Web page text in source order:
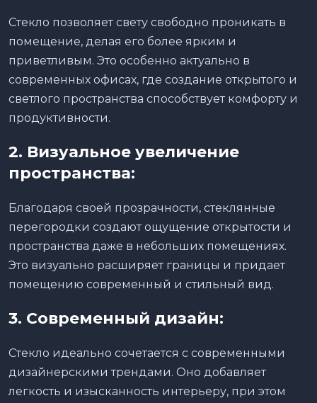
Стекло позволяет свету свободно проникать в
помещение, делая его более ярким и
приветливым. Это особенно актуально в
современных офисах, где создание открытого и
светлого пространства способствует комфорту и
продуктивности.
2. Визуальное увеличение
пространства:
Благодаря своей прозрачности, стеклянные
перегородки создают ощущение открытости и
пространства даже в небольших помещениях.
Это визуально расширяет границы и придает
помещению современный и стильный вид.
3. Современный дизайн:
Стекло идеально сочетается с современными
дизайнерскими трендами. Оно добавляет
легкость и изысканность интерьеру, при этом